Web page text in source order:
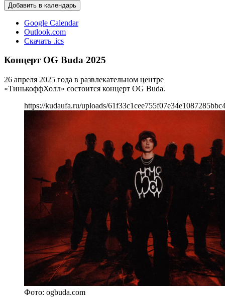
Добавить в календарь
Google Calendar
Outlook.com
Скачать .ics
Концерт OG Buda 2025
26 апреля 2025 года в развлекательном центре
«ТинькоффХолл» состоится концерт OG Buda.
https://kudaufa.ru/uploads/
Фото: ogbuda.com